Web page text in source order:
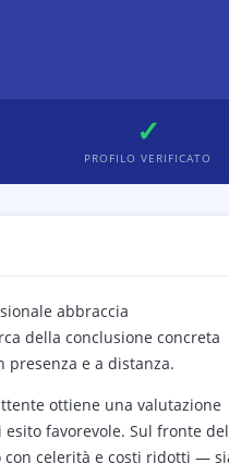
✓
PROFILO VERIFICATO
abbraccia
della conclusione concreta
presenza e a distanza.
ottiene una valutazione
favorevole. Sul fronte del
con celerità e costi ridotti —